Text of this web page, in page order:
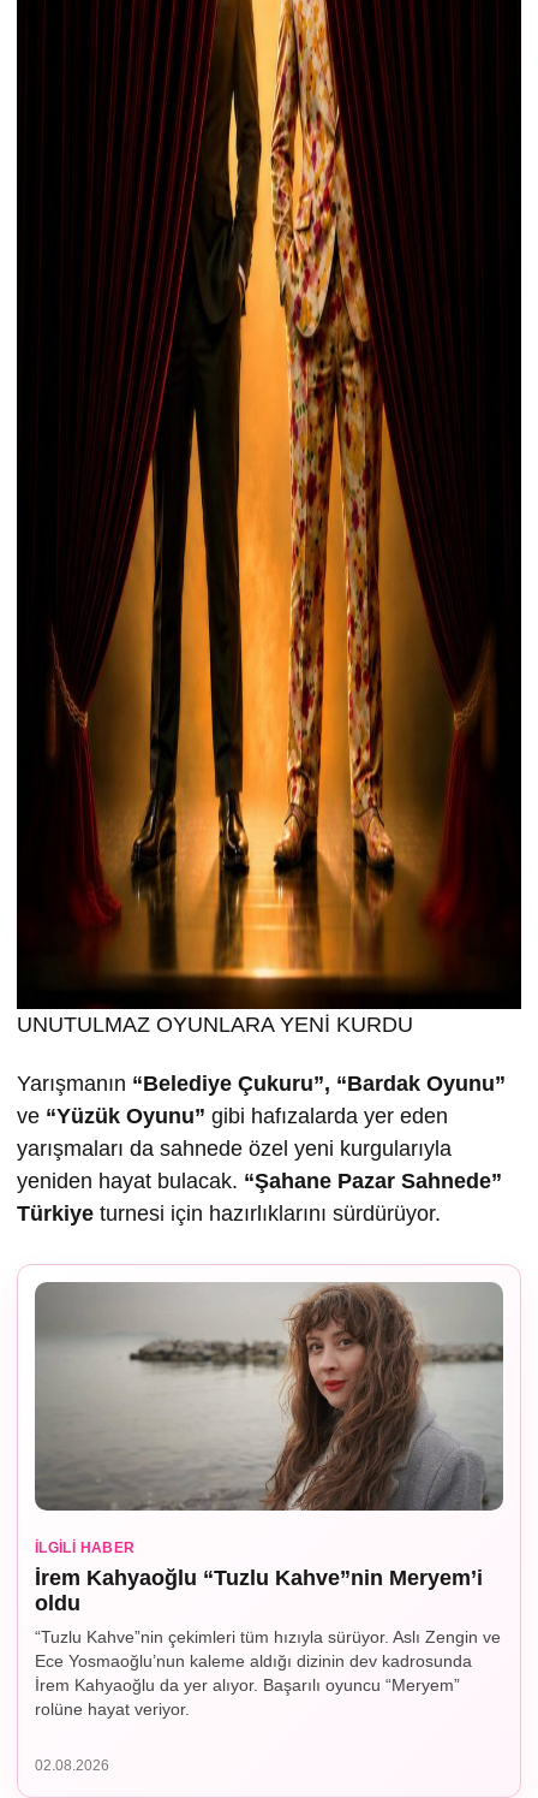
UNUTULMAZ OYUNLARA YENİ KURDU
Yarışmanın “Belediye Çukuru”, “Bardak Oyunu”
ve “Yüzük Oyunu” gibi hafızalarda yer eden
yarışmaları da sahnede özel yeni kurgularıyla
yeniden hayat bulacak. “Şahane Pazar Sahnede”
Türkiye turnesi için hazırlıklarını sürdürüyor.
İLGILI HABER
İrem Kahyaoğlu “Tuzlu Kahve”nin Meryem’i
oldu
“Tuzlu Kahve”nin çekimleri tüm hızıyla sürüyor. Aslı Zengin ve
Ece Yosmaoğlu’nun kaleme aldığı dizinin dev kadrosunda
İrem Kahyaoğlu da yer alıyor. Başarılı oyuncu “Meryem”
rolüne hayat veriyor.
02.08.2026